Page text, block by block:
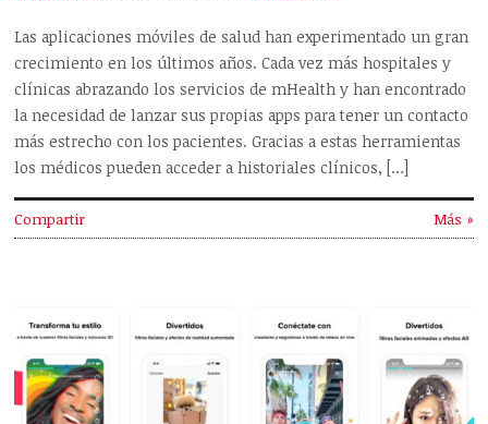
Las aplicaciones móviles de salud han experimentado un gran
crecimiento en los últimos años. Cada vez más hospitales y
clínicas abrazando los servicios de mHealth y han encontrado
la necesidad de lanzar sus propias apps para tener un contacto
más estrecho con los pacientes. Gracias a estas herramientas
los médicos pueden acceder a historiales clínicos, […]
Compartir Más »